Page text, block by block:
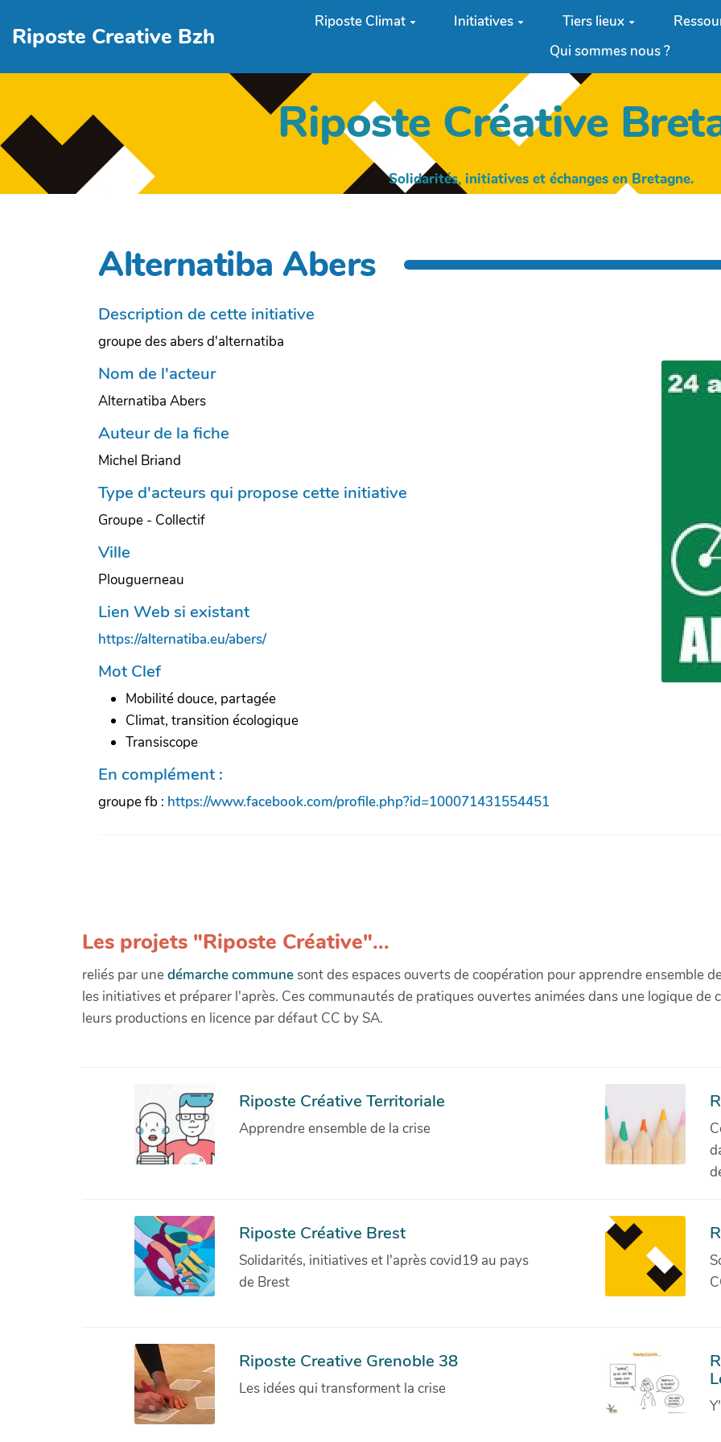
Riposte Creative Bzh
Riposte Climat Initiatives Tiers lieux
Qui sommes nous ?
Riposte Créative
Solidarités, initiatives et échanges en Bretagne.
Alternatiba Abers
Description de cette initiative
groupe des abers d'alternatiba
Nom de l'acteur
Alternatiba Abers
Auteur de la fiche
Michel Briand
Type d'acteurs qui propose cette initiative
Groupe - Collectif
Ville
Plouguerneau
Lien Web si existant
https://alternatiba.eu/abers/
Mot Clef
Mobilité douce, partagée
Climat, transition écologique
Transiscope
En complément :
groupe fb : https://www.facebook.com/profile.php?id=100071431554451